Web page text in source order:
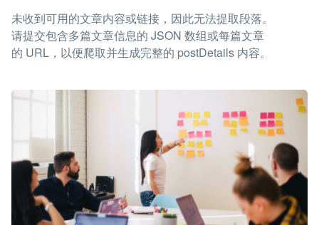
未收到可用的文章内容或链接，因此无法提取段落。
请提交包含多篇文章信息的 JSON 数组或每篇文章
的 URL，以便爬取并生成完整的 postDetails 内容。